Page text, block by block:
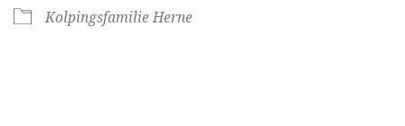
Kolpingsfamilie Herne